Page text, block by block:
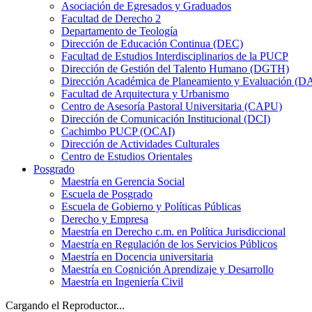
Asociación de Egresados y Graduados
Facultad de Derecho 2
Departamento de Teología
Dirección de Educación Continua (DEC)
Facultad de Estudios Interdisciplinarios de la PUCP
Dirección de Gestión del Talento Humano (DGTH)
Dirección Académica de Planeamiento y Evaluación
Facultad de Arquitectura y Urbanismo
Centro de Asesoría Pastoral Universitaria (CAPU)
Dirección de Comunicación Institucional (DCI)
Cachimbo PUCP (OCAI)
Dirección de Actividades Culturales
Centro de Estudios Orientales
Posgrado
Maestría en Gerencia Social
Escuela de Posgrado
Escuela de Gobierno y Políticas Públicas
Derecho y Empresa
Maestría en Derecho c.m. en Política Jurisdiccional
Maestría en Regulación de los Servicios Públicos
Maestría en Docencia universitaria
Maestría en Cognición Aprendizaje y Desarrollo
Maestría en Ingeniería Civil
Cargando el Reproductor...